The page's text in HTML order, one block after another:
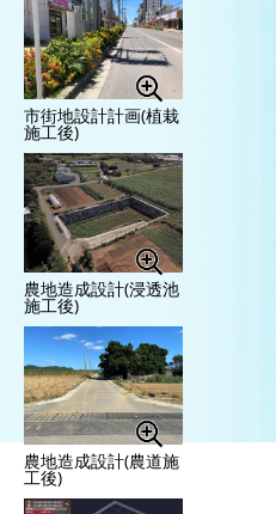
市街地設計計画(植栽
施工後)
農地造成設計(浸透池
施工後)
農地造成設計(農道施
工後)